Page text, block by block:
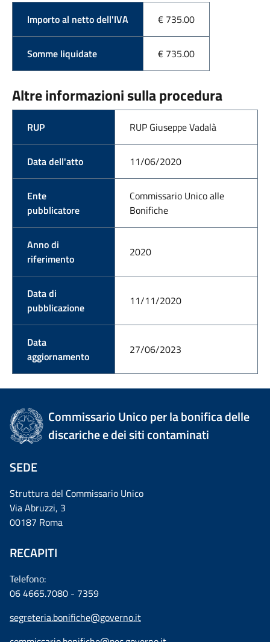
Importo al netto dell'IVA € 735.00
Somme liquidate € 735.00
Altre informazioni sulla procedura
RUP RUP Giuseppe Vadalà
Data dell'atto 11/06/2020
Ente
pubblicatore
Commissario Unico alle
Bonifiche
Anno di
riferimento
2020
Data di
pubblicazione
11/11/2020
Data
aggiornamento
27/06/2023
Commissario Unico per la bonifica delle
discariche e dei siti contaminati
SEDE
Struttura del Commissario Unico
Via Abruzzi, 3
00187 Roma
RECAPITI
Telefono:
06 4665.7080 - 7359
segreteria.bonifiche@governo.it